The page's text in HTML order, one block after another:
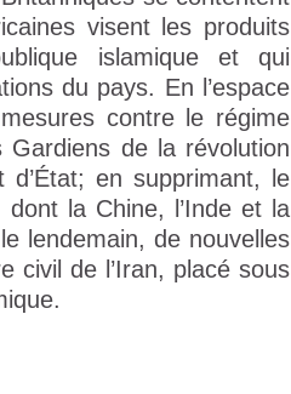
visent les produits
islamique et qui
du pays. En l’espace
contre le régime
de la révolution
en supprimant, le
la Chine, l’Inde et la
lendemain, de nouvelles
civil de l’Iran, placé sous